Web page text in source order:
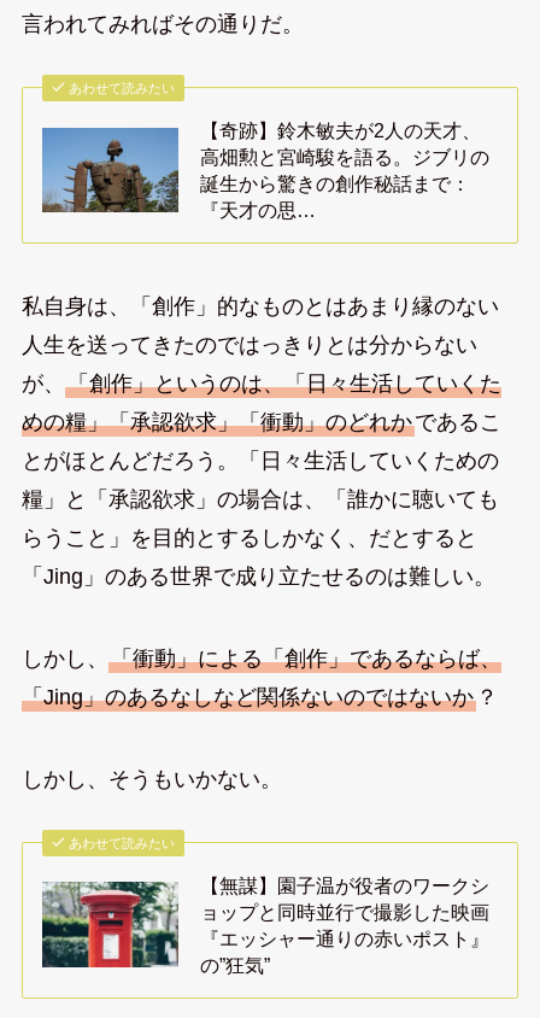
言われてみればその通りだ。
あわせて読みたい
【奇跡】鈴木敏夫が2人の天才、
高畑勲と宮崎駿を語る。ジブリの
誕生から驚きの創作秘話まで：
『天才の思…
私自身は、「創作」的なものとはあまり縁のない
人生を送ってきたのではっきりとは分からない
が、 「創作」というのは、「日々生活していくた
めの糧」「承認欲求」「衝動」のどれかであるこ
とがほとんどだろう。「日々生活していくための
糧」と「承認欲求」の場合は、「誰かに聴いても
らうこと」を目的とするしかなく、だとすると
「Jing」のある世界で成り立たせるのは難しい。
しかし、 「衝動」による「創作」であるならば、
「Jing」のあるなしなど関係ないのではないか？
しかし、そうもいかない。
あわせて読みたい
【無謀】園子温が役者のワークシ
ョップと同時並行で撮影した映画
『エッシャー通りの赤いポスト』
の”狂気”